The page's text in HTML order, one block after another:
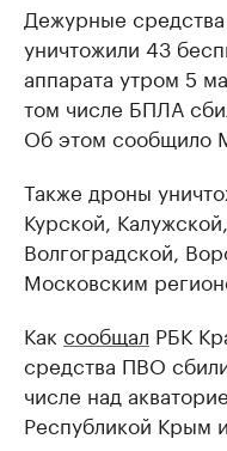
Дежурные
уничтожили 43
аппарата утром 5
том числе БПЛА
Об этом сообщило
Также дроны
Курской,
Волгоградской,
Московским
Как сообщал РБК
средства ПВО
числе над
Республикой Крым